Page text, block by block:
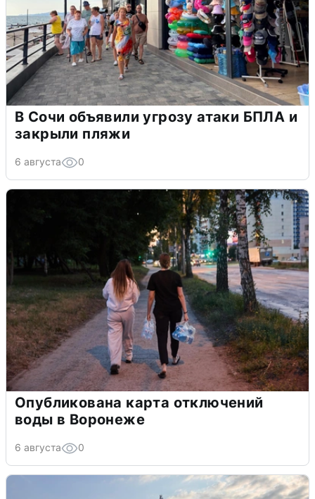
В Сочи объявили угрозу атаки БПЛА и
закрыли пляжи
6 августа 0
Опубликована карта отключений
воды в Воронеже
6 августа 0